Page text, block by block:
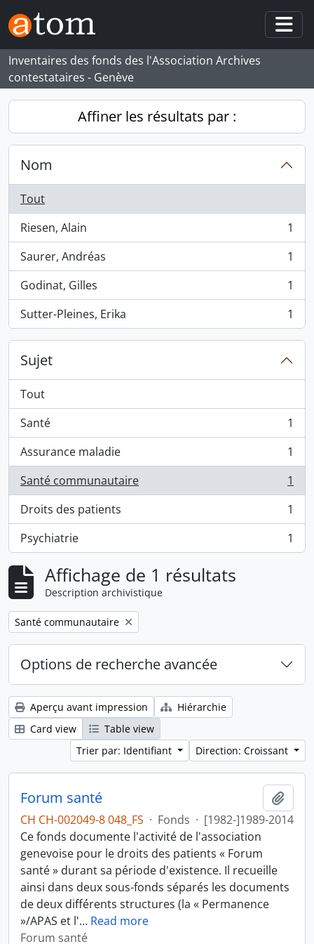
Skip to main content
Inventaires des fonds des l'Association Archives
contestataires - Genève
Affiner les résultats par :
Nom
Tout
Riesen, Alain
, 1 résultats
1
Saurer, Andréas
, 1 résultats
1
Godinat, Gilles
, 1 résultats
1
Sutter-Pleines, Erika
, 1 résultats 1
Sujet
Tout
Santé
, 1 résultats
1
Assurance maladie
, 1 résultats
1
Santé communautaire
, 1 résultats
1
Droits des patients
, 1 résultats
1
Psychiatrie
, 1 résultats 1
Affichage de 1 résultats
Description archivistique
Remove filter:
Santé communautaire
Options de recherche avancée
Aperçu avant impression
Hiérarchie
Card view
Table view
Trier par: Identifiant
Direction: Croissant
Forum santé
CH CH-002049-8 048_FS · Fonds · [1982-]1989-2014
Ce fonds documente l'activité de l'association
genevoise pour le droits des patients « Forum
santé » durant sa période d'existence. Il recueille
ainsi dans deux sous-fonds séparés les documents
de deux différents structures (la « Permanence
»/APAS et l'… Read more
Forum santé